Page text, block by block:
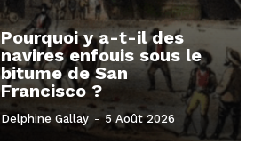
Pourquoi y a-t-il des
navires enfouis sous le
bitume de San
Francisco ?
Delphine Gallay - 5 Août 2026